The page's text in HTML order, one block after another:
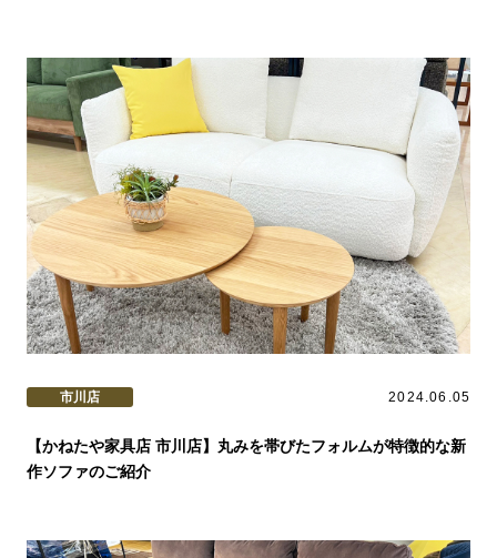
市川店 2024.06.05
【かねたや家具店 市川店】丸みを帯びたフォルムが特徴的な新
作ソファのご紹介